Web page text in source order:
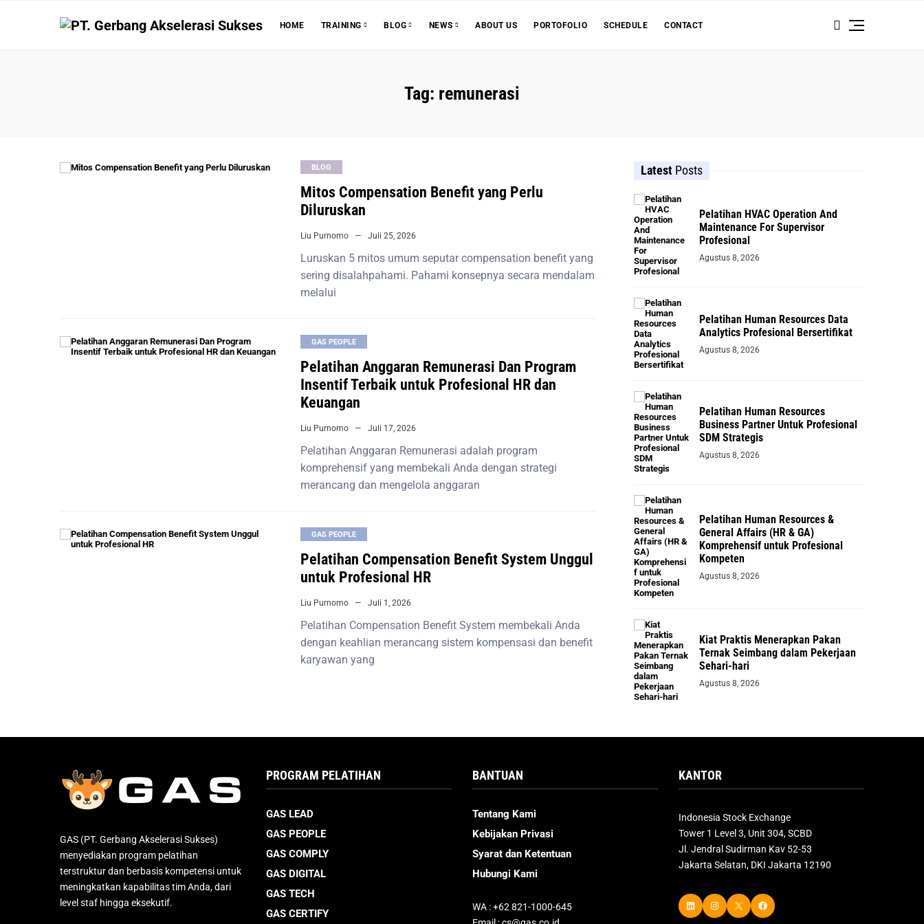
HOME TRAINING BLOG NEWS ABOUT US PORTOFOLIO SCHEDULE CONTACT
Tag: remunerasi
BLOG
Mitos Compensation Benefit yang Perlu
Diluruskan
Liu Purnomo Juli 25, 2026
Luruskan 5 mitos umum seputar compensation benefit yang
sering disalahpahami. Pahami konsepnya secara mendalam
melalui
GAS PEOPLE
Pelatihan Anggaran Remunerasi Dan Program
Insentif Terbaik untuk Profesional HR dan
Keuangan
Liu Purnomo Juli 17, 2026
Pelatihan Anggaran Remunerasi adalah program
komprehensif yang membekali Anda dengan strategi
merancang dan mengelola anggaran
GAS PEOPLE
Pelatihan Compensation Benefit System Unggul
untuk Profesional HR
Liu Purnomo Juli 1, 2026
Pelatihan Compensation Benefit System membekali Anda
dengan keahlian merancang sistem kompensasi dan benefit
karyawan yang
Latest Posts
Pelatihan HVAC Operation And
Maintenance For Supervisor
Profesional
Agustus 8, 2026
Pelatihan Human Resources Data
Analytics Profesional Bersertifikat
Agustus 8, 2026
Pelatihan Human Resources
Business Partner Untuk Profesional
SDM Strategis
Agustus 8, 2026
Pelatihan Human Resources &
General Affairs (HR & GA)
Komprehensif untuk Profesional
Kompeten
Agustus 8, 2026
Kiat Praktis Menerapkan Pakan
Ternak Seimbang dalam Pekerjaan
Sehari-hari
Agustus 8, 2026
GAS (PT. Gerbang Akselerasi Sukses)
menyediakan program pelatihan
terstruktur dan berbasis kompetensi untuk
meningkatkan kapabilitas tim Anda, dari
level staf hingga eksekutif.
PROGRAM PELATIHAN
GAS LEAD
GAS PEOPLE
GAS COMPLY
GAS DIGITAL
GAS TECH
GAS CERTIFY
BANTUAN
Tentang Kami
Kebijakan Privasi
Syarat dan Ketentuan
Hubungi Kami
WA : +62 821-1000-645
KANTOR
Indonesia Stock Exchange
Tower 1 Level 3, Unit 304, SCBD
Jl. Jendral Sudirman Kav 52-53
Jakarta Selatan, DKI Jakarta 12190
LinkedIn Instagram X Facebook